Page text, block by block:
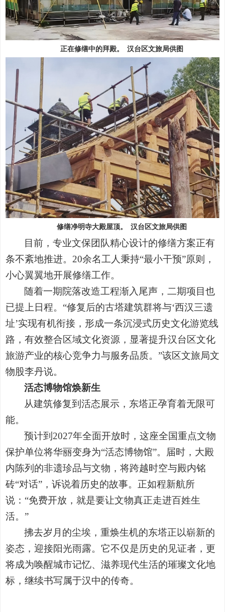
正在修缮中的拜殿。 汉台区文旅局供图
修缮净明寺大殿屋顶。 汉台区文旅局供图
目前，专业文保团队精心设计的修缮方案正有
条不紊地推进。 20余名工人秉持“最小干预”原则，
小心翼翼地开展修缮工作。
随着一期院落改造工程渐入尾声，二期项目也
已提上日程。 “修复后的古塔建筑群将与‘西汉三遗
址’实现有机衔接，形成一条沉浸式历史文化游览线
路，有效整合区域文化资源，显著提升汉台区文化
旅游产业的核心竞争力与服务品质。 ”该区文旅局文
物股李丹说。
活态博物馆焕新生
从建筑修复到活态展示，东塔正孕育着无限可
能。
预计到 2027年全面开放时，这座全国重点文物
保护单位将华丽变身为“活态博物馆”。届时，大殿
内陈列的非遗珍品与文物，将跨越时空与殿内铭
砖“对话” ，诉说着历史的故事。正如程新航所
说： “免费开放，就是要让文物真正走进百姓生
活。 ”
拂去岁月的尘埃，重焕生机的东塔正以崭新的
姿态，迎接阳光雨露。它不仅是历史的见证者，更
将成为唤醒城市记忆、滋养现代生活的璀璨文化地
标，继续书写属于汉中的传奇。